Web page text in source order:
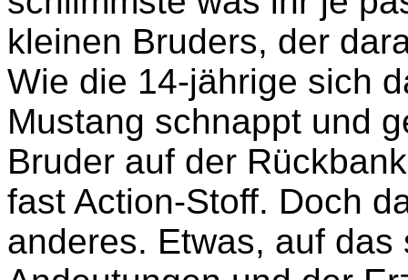
kleinen Bruders, der
Wie die 14-jährige sich
Mustang schnappt und
Bruder auf der
fast Action-Stoff. Doch
anderes. Etwas, auf